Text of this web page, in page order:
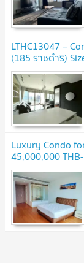
LTHC13047 –
(185 ราชดำริ)
Rajadamri / MRT
Luxury Condo
45,000,000